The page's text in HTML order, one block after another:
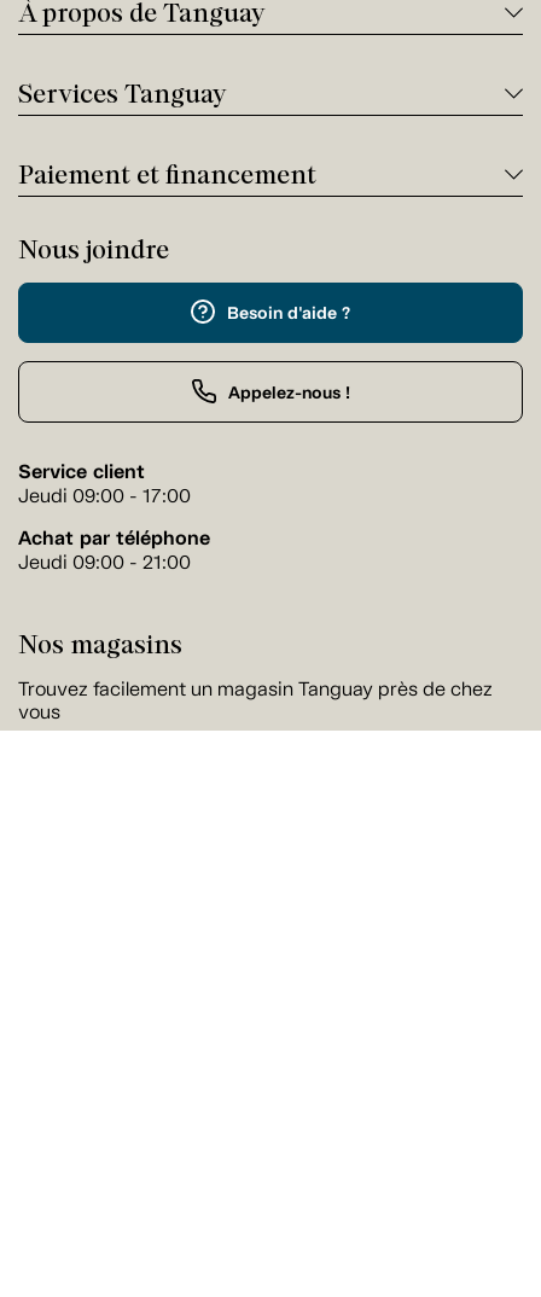
À propos de Tanguay
Services Tanguay
Paiement et financement
Nous joindre
Besoin d'aide ?
Appelez-nous !
Service client
Jeudi 09:00 - 17:00
Achat par téléphone
Jeudi 09:00 - 21:00
Nos magasins
Trouvez facilement un magasin Tanguay près de chez
vous